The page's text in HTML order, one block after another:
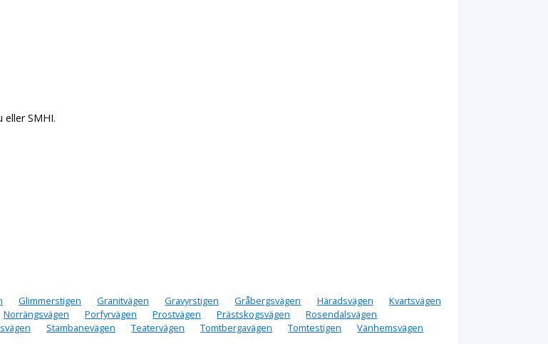
SMHI.
Glimmerstigen Granitvägen Gravyrstigen Gråbergsvägen Häradsvägen
Kvartsvägen
Norrängsvägen Porfyrvägen Prostvägen Prästskogsvägen
Rosendalsvägen
Stambanevägen Teatervägen Tomtbergavägen Tomtestigen
Vänhemsvägen